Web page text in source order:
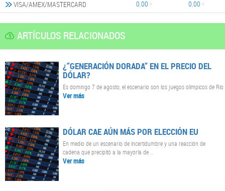
VISA/AMEX/MASTERCARD
0.00 0.00
ARTÍCULOS RELACIONADOS
¿”GENERACIÓN DORADA” EN EL PRECIO DEL
DÓLAR?
Es domingo 7 de agosto, el escenario son los juegos olímpicos de
Ver más
DÓLAR CAE AÚN MÁS POR ELECCIÓN EU
En medio de un escenario de incertidumbre y una reacción de
cadena que precipitó a la mayoría de ..
Ver más